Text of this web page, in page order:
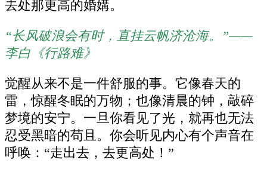
去处那更高的婚媾。
“长风破浪会有时，直挂云帆济沧海。”——
李白《行路难》
觉醒从来不是一件舒服的事。它像春天的
雷，惊醒冬眠的万物；也像清晨的钟，敲碎
梦境的安宁。一旦你看见了光，就再也无法
忍受黑暗的苟且。你会听见内心有个声音在
呼唤：“走出去，去更高处！”